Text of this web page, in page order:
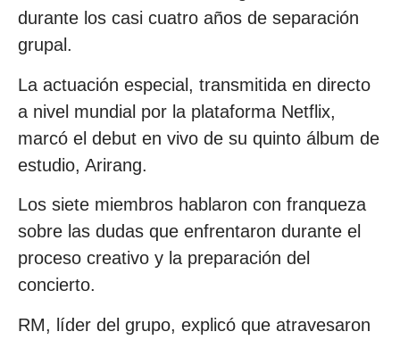
durante los casi cuatro años de separación
grupal.
La actuación especial, transmitida en directo
a nivel mundial por la plataforma Netflix,
marcó el debut en vivo de su quinto álbum de
estudio, Arirang.
Los siete miembros hablaron con franqueza
sobre las dudas que enfrentaron durante el
proceso creativo y la preparación del
concierto.
RM, líder del grupo, explicó que atravesaron